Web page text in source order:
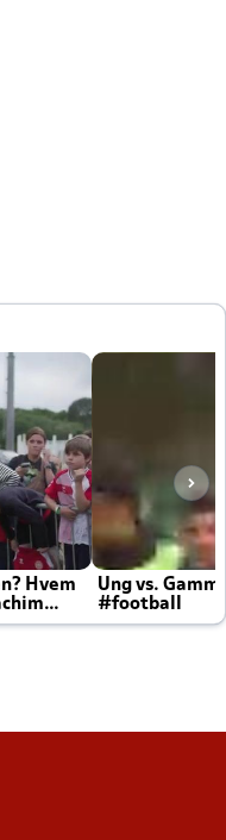
Hvem
Ung vs.
#football